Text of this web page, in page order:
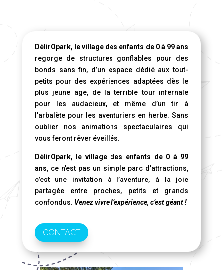
DélirOpark, le village des enfants de 0 à 99 ans
regorge de structures gonflables pour des
bonds sans fin, d’un espace dédié aux tout-
petits pour des expériences adaptées dès le
plus jeune âge, de la terrible tour infernale
pour les audacieux, et même d’un tir à
l’arbalète pour les aventuriers en herbe. Sans
oublier nos animations spectaculaires qui
vous feront rêver éveillés.
DélirOpark, le village des enfants de 0 à 99
ans, ce n’est pas un simple parc d’attractions,
c’est une invitation à l’aventure, à la joie
partagée entre proches, petits et grands
confondus. Venez vivre l’expérience, c’est géant !
CONTACT